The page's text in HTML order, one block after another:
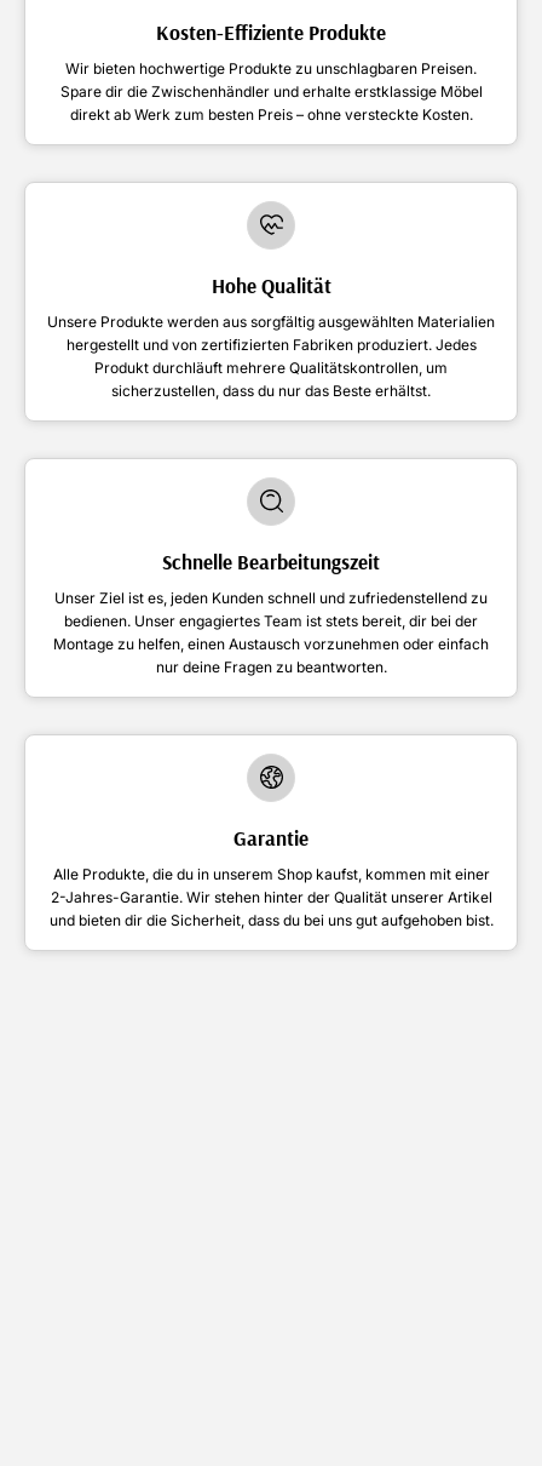
Kosten-Effiziente Produkte
Wir bieten hochwertige Produkte zu unschlagbaren Preisen.
Spare dir die Zwischenhändler und erhalte erstklassige Möbel
direkt ab Werk zum besten Preis – ohne versteckte Kosten.
Hohe Qualität
Unsere Produkte werden aus sorgfältig ausgewählten Materialien
hergestellt und von zertifizierten Fabriken produziert. Jedes
Produkt durchläuft mehrere Qualitätskontrollen, um
sicherzustellen, dass du nur das Beste erhältst.
Schnelle Bearbeitungszeit
Unser Ziel ist es, jeden Kunden schnell und zufriedenstellend zu
bedienen. Unser engagiertes Team ist stets bereit, dir bei der
Montage zu helfen, einen Austausch vorzunehmen oder einfach
nur deine Fragen zu beantworten.
Garantie
Alle Produkte, die du in unserem Shop kaufst, kommen mit einer
2-Jahres-Garantie. Wir stehen hinter der Qualität unserer Artikel
und bieten dir die Sicherheit, dass du bei uns gut aufgehoben bist.